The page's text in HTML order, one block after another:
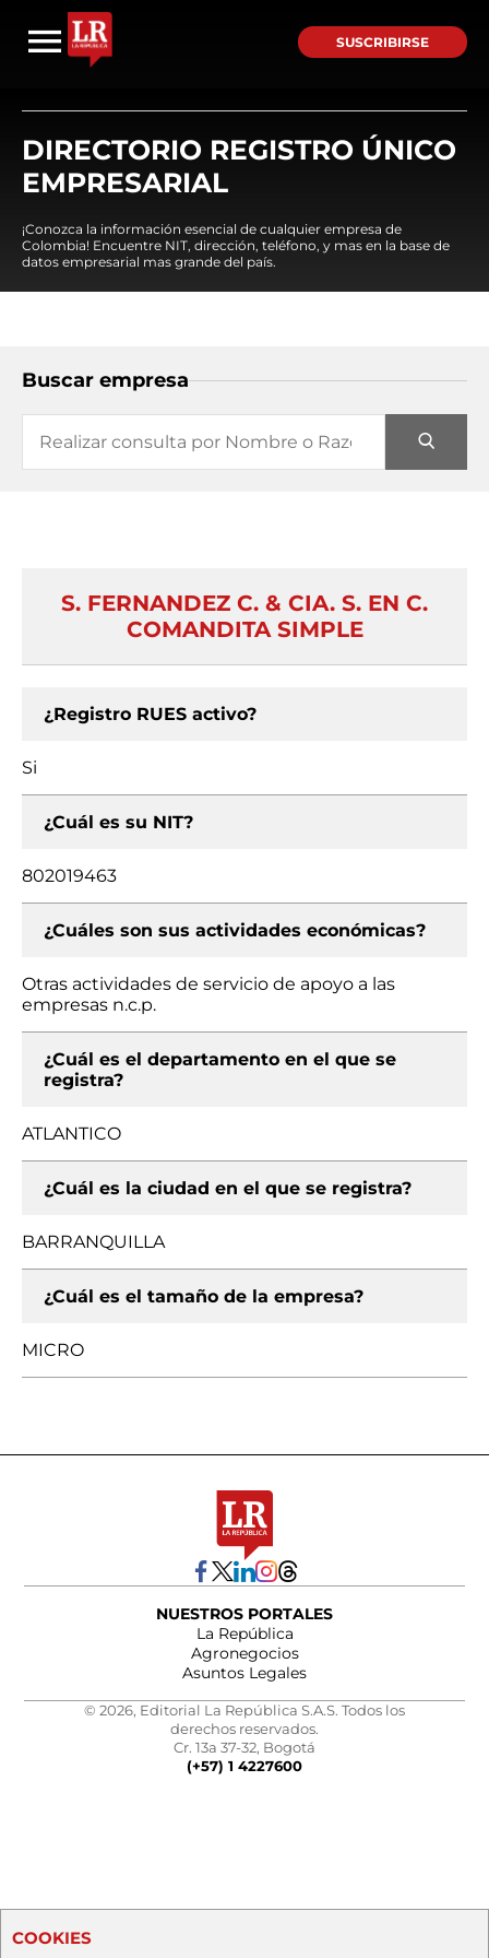
SUSCRIBIRSE
DIRECTORIO REGISTRO ÚNICO
EMPRESARIAL
¡Conozca la información esencial de cualquier empresa de
Colombia! Encuentre NIT, dirección, teléfono, y mas en la base de
datos empresarial mas grande del país.
Buscar empresa
S. FERNANDEZ C. & CIA. S. EN C.
COMANDITA SIMPLE
¿Registro RUES activo?
Si
¿Cuál es su NIT?
802019463
¿Cuáles son sus actividades económicas?
Otras actividades de servicio de apoyo a las
empresas n.c.p.
¿Cuál es el departamento en el que se
registra?
ATLANTICO
¿Cuál es la ciudad en el que se registra?
BARRANQUILLA
¿Cuál es el tamaño de la empresa?
MICRO
NUESTROS PORTALES
La República
Agronegocios
Asuntos Legales
© 2026, Editorial La República S.A.S. Todos los
derechos reservados.
Cr. 13a 37-32, Bogotá
(+57) 1 4227600
COOKIES